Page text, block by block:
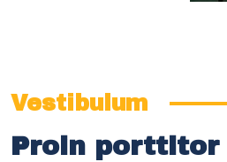
Vestibulum
Proin porttitor